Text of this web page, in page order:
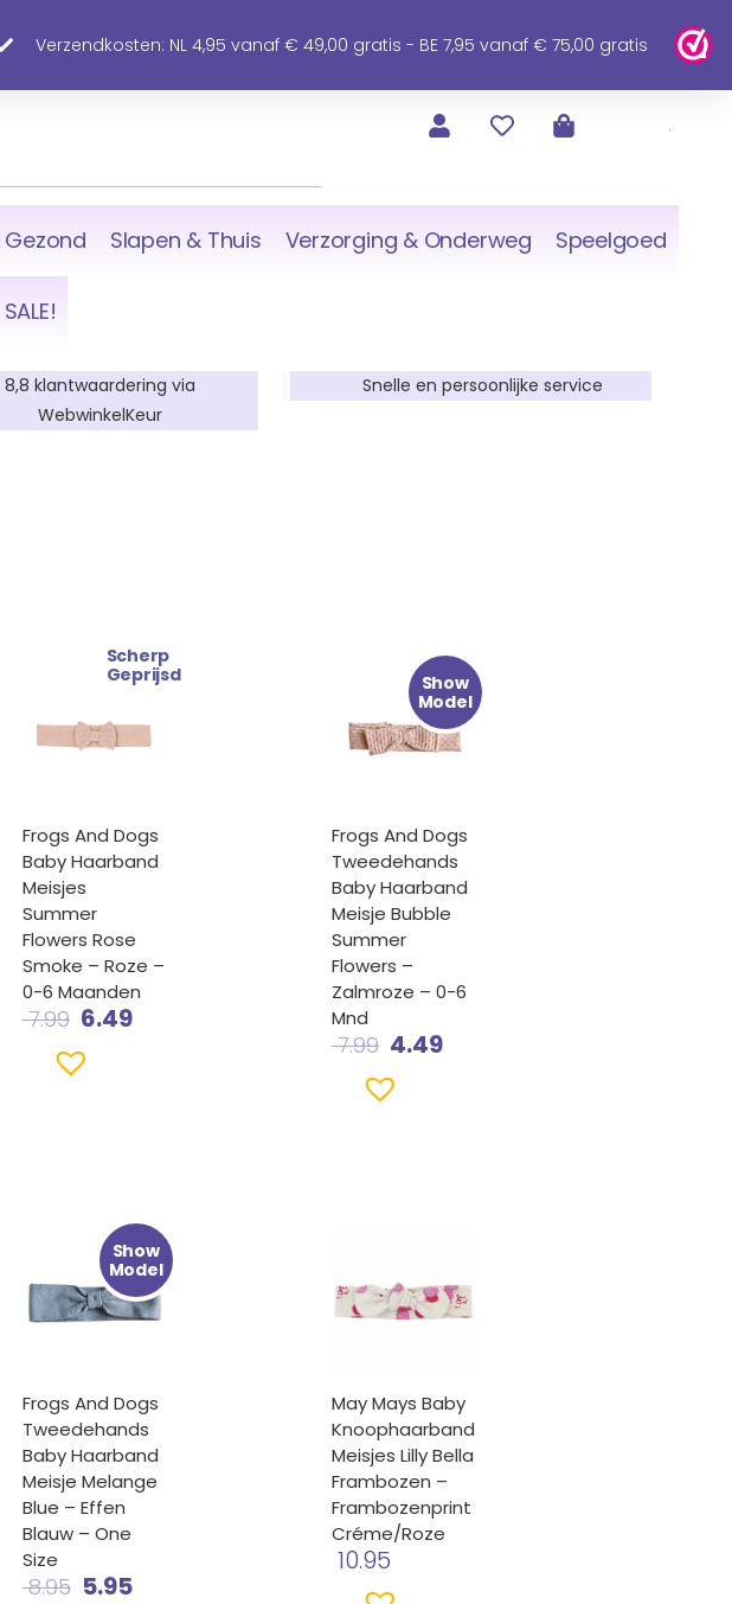
Verzendkosten: NL 4,95 vanaf € 49,00 gratis - BE 7,95 vanaf € 75,00 gratis
Slapen & Thuis Verzorging & Onderweg Speelgoed
SALE!
8,8 klantwaardering via
WebwinkelKeur
Snelle en persoonlijke service
Scherp
Geprijsd
Frogs And Dogs
Baby Haarband
Meisjes
Summer
Flowers Rose
Smoke – Roze –
0-6 Maanden
7.99
Oorspronkelijke
was:
€ 7.99.
6.49
Huidige
is:
€ 6.49.
Show
Model
Frogs And Dogs
Tweedehands
Baby Haarband
Meisje Bubble
Summer
Flowers –
Zalmroze – 0-6
Mnd
7.99
Oorspronkelijke
prijs
was:
€ 7.99.
4.49
Huidige
prijs
is:
€ 4.49.
Show
Model
Frogs And Dogs
Tweedehands
Baby Haarband
Meisje Melange
Blue – Effen
Blauw – One
Size
8.95
Oorspronkelijke
prijs
was:
€ 8.95.
5.95
Huidige
prijs
is:
€ 5.95.
May Mays Baby
Knoophaarband
Meisjes Lilly Bella
Frambozen –
Frambozenprint
Créme/roze
10.95